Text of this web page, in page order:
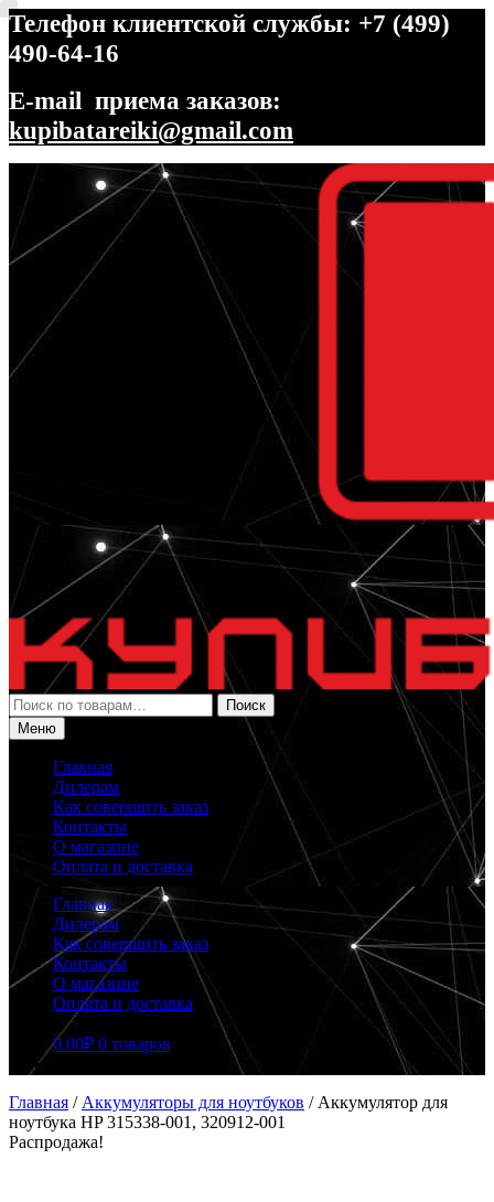
Телефон клиентской службы: +7 (499)
490-64-16
E-mail приема заказов:
kupibatareiki@gmail.com
Перейти
навигации
Перейти
содержимому
Искать:
Поиск
Меню
Главная
Дилерам
Как совершить заказ
Контакты
О магазине
Оплата и доставка
Главная
Дилерам
Как совершить заказ
Контакты
О магазине
Оплата и доставка
0.00₽ 0 товаров
Главная / Аккумуляторы для ноутбуков / Аккумулятор для
ноутбука HP 315338-001, 320912-001
Распродажа!